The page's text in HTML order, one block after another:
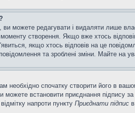
можете редагувати і видаляти лише
створення. Якщо вже хтось
якщо хтось відповів на це
та зроблені зміни. Майте на
спочатку створити його в
встановити приєднання підпису
напроти пункту Приєднати підпис